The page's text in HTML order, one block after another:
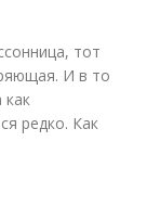
тот
И в то
как
редко. Как